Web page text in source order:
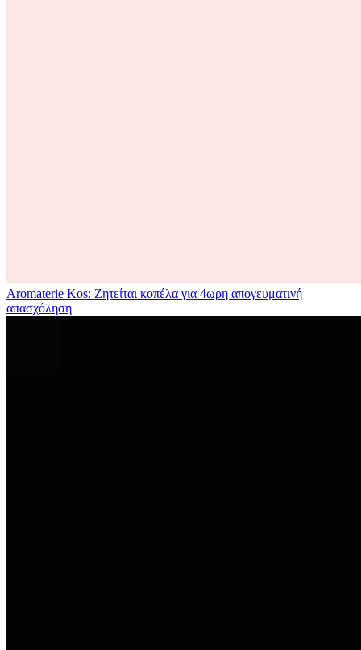
Aromaterie Kos: Ζητείται κοπέλα για 4ωρη απογευματινή
απασχόληση